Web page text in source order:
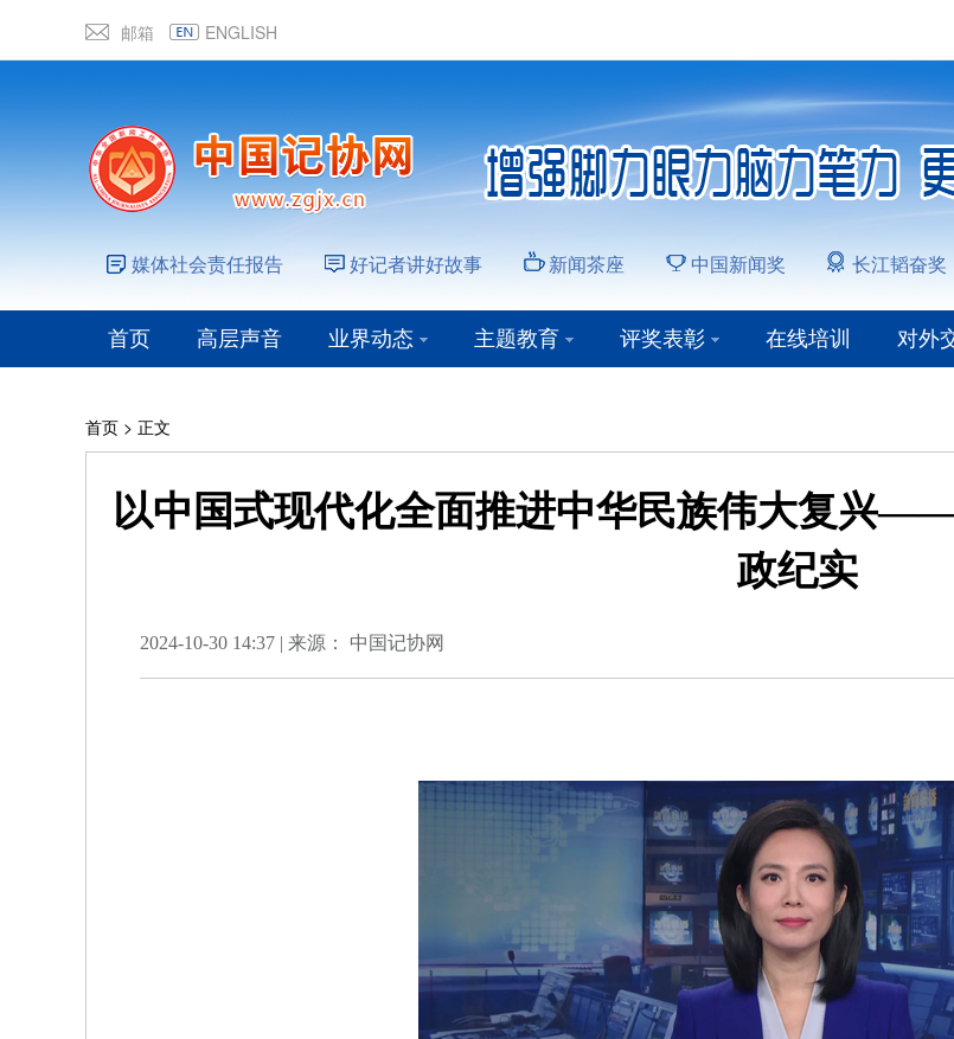
邮箱 ENGLISH
媒体社会责任报告 好记者讲好故事 新闻茶座 中国新闻奖 长江韬奋奖
首页 高层声音 业界动态 主题教育 评奖表彰 在线培训 对外
首页 > 正文
以中国式现代化全面推进中华民族伟大复兴
政纪实
2024-10-30 14:37 | 来源： 中国记协网